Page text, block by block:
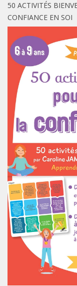
50 ACTIVITÉS
CONFIANCE EN SOI